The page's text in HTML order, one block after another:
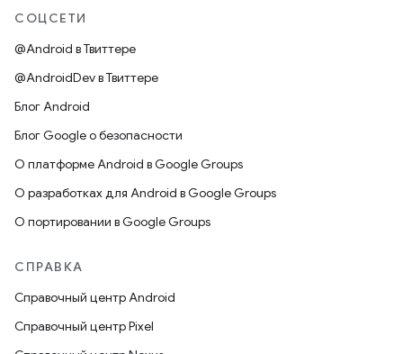
СОЦСЕТИ
@Android в Твиттере
@AndroidDev в Твиттере
Блог Android
Блог Google о безопасности
О платформе Android в Google Groups
О разработках для Android в Google Groups
О портировании в Google Groups
СПРАВКА
Справочный центр Android
Справочный центр Pixel